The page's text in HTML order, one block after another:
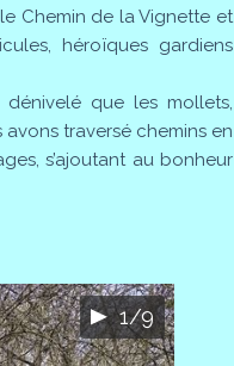
Chemin de la Vignette et
héroïques gardiens
que les mollets,
traversé chemins en
s’ajoutant au bonheur
1/9